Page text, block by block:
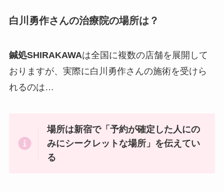
白川勇作さんの治療院の場所は？
鍼処SHIRAKAWAは全国に複数の店舗を展開して
おりますが、実際に白川勇作さんの施術を受けら
れるのは…
場所は新宿で「予約が確定した人にの
みにシークレットな場所」を伝えてい
る